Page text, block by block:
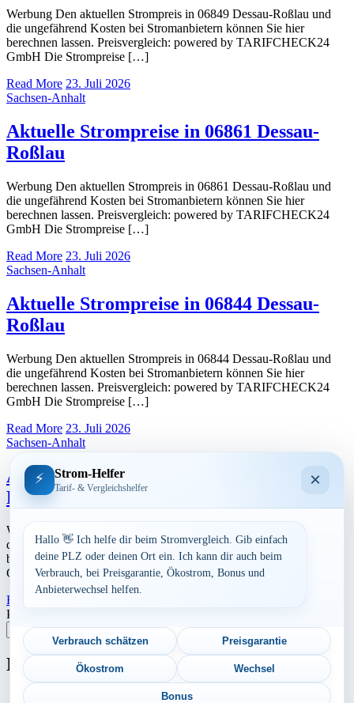
Werbung Den aktuellen Strompreis in 06849 Dessau-Roßlau und
die ungefährend Kosten bei Stromanbietern können Sie hier
berechnen lassen. Preisvergleich: powered by TARIFCHECK24
GmbH Die Strompreise […]
Read More 23. Juli 2026
Sachsen-Anhalt
Aktuelle Strompreise in 06861 Dessau-
Roßlau
Werbung Den aktuellen Strompreis in 06861 Dessau-Roßlau und
die ungefährend Kosten bei Stromanbietern können Sie hier
berechnen lassen. Preisvergleich: powered by TARIFCHECK24
GmbH Die Strompreise […]
Read More 23. Juli 2026
Sachsen-Anhalt
Aktuelle Strompreise in 06844 Dessau-
Roßlau
Werbung Den aktuellen Strompreis in 06844 Dessau-Roßlau und
die ungefährend Kosten bei Stromanbietern können Sie hier
berechnen lassen. Preisvergleich: powered by TARIFCHECK24
GmbH Die Strompreise […]
Read More 23. Juli 2026
Sachsen-Anhalt
Aktuelle Strompreise in 06847 Dessau-
Roßlau
Werbung Den aktuellen Strompreis in 06847 Dessau-Roßlau und
die ungefährend Kosten bei Stromanbietern können Sie hier
berechnen lassen. Preisvergleich: powered by TARIFCHECK24
GmbH Die Strompreise […]
Read More
Postleitzahl eingeben
Suchen
Neu berechnet
Aktuelle Strompreise in 91465 Ergersheim
⚡ Strom-Helfer
Tarif- & Vergleichshelfer ×
Hallo 👋 Ich helfe dir beim Stromvergleich. Gib einfach
deine PLZ oder deinen Ort ein. Ich kann dir auch beim
Verbrauch, bei Preisgarantie, Ökostrom, Bonus und
Anbieterwechsel helfen.
Verbrauch schätzen Preisgarantie
Ökostrom Wechsel
Bonus